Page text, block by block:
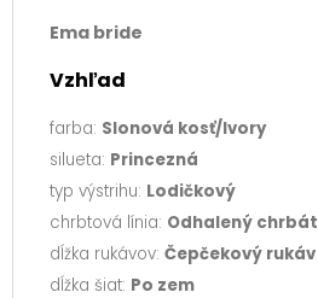
Ema bride
Vzhľad
farba: Slonová kosť/Ivory
silueta: Princezná
typ výstrihu: Lodičkový
chrbtová línia: Odhalený chrbát
dĺžka rukávov: Čepčekový rukáv
dĺžka šiat: Po zem